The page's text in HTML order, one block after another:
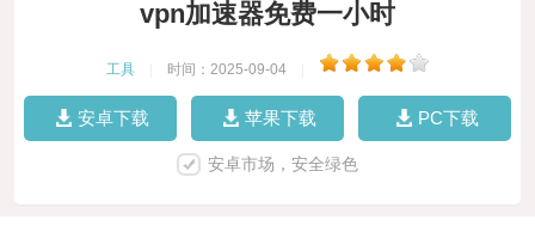
vpn加速器免费一小时
工具 时间：2025-09-04
安卓下载 苹果下载 PC下载
安卓市场，安全绿色